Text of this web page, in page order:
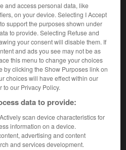
>Idas
fils d'Apharée et frère de
and access personal data, like
on your device. Selecting I Accept
support the purposes shown under
to provide. Selecting Refuse and
your consent will disable them. If
and ads you see may not be as
this menu to change your choices
by clicking the Show Purposes link on
choices will have effect within our
to our Privacy Policy.
data to provide:
scan device characteristics for
information on a device.
advertising and content
and services development.